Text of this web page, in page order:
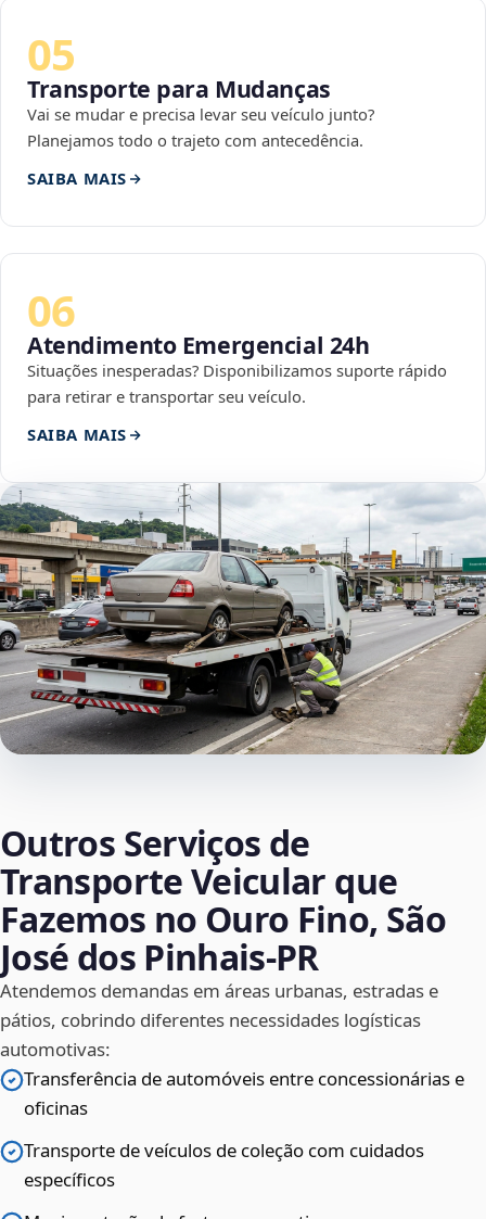
05
Transporte para Mudanças
Vai se mudar e precisa levar seu veículo junto?
Planejamos todo o trajeto com antecedência.
SAIBA MAIS
06
Atendimento Emergencial 24h
Situações inesperadas? Disponibilizamos suporte rápido
para retirar e transportar seu veículo.
SAIBA MAIS
Outros Serviços de
Transporte Veicular que
Fazemos no Ouro Fino, São
José dos Pinhais‑PR
Atendemos demandas em áreas urbanas, estradas e
pátios, cobrindo diferentes necessidades logísticas
automotivas:
Transferência de automóveis entre concessionárias e
oficinas
Transporte de veículos de coleção com cuidados
específicos